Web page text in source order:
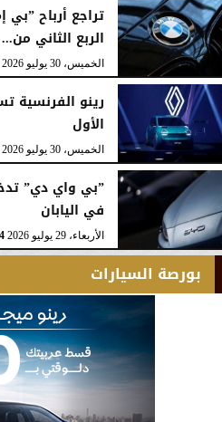
تراجع أرباح ”بي
الربع الثاني من...
الخميس، 30 يوليو 2026
رينو الفرنسية
الأول
الخميس، 30 يوليو 2026
”بي واي دي”
في اليابان
الأربعاء، 29 يوليو 2026
بورصة السيارات